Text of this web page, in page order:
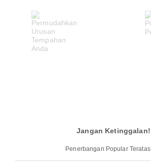
Jangan Ketinggalan!
Penerbangan Popular Teratas